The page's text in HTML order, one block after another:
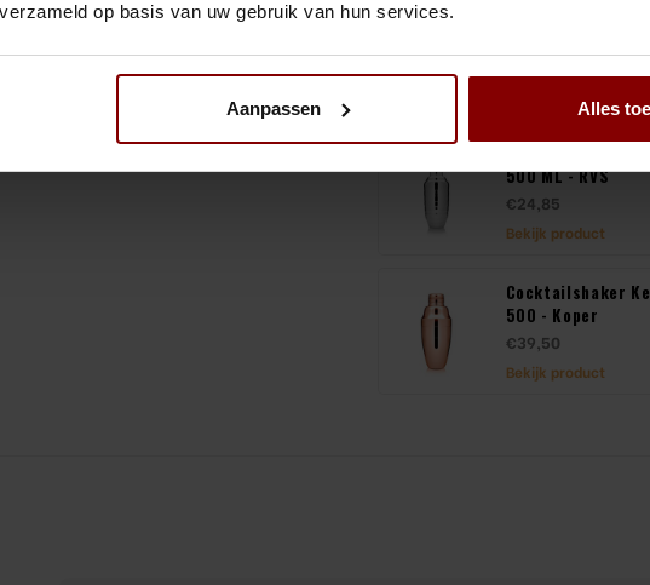
op basis van uw gebruik van hun services.
Aanpassen Alles
tot 3 weken!
€15,90
500 ML - RVS
€24,85
Bekijk product
Cocktailshaker
500 - Koper
€39,50
Bekijk product